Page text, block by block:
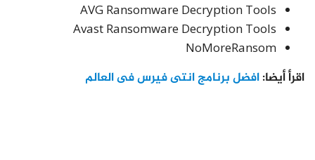
AVG Ransomware Decryption Tools
Avast Ransomware Decryption Tools
NoMoreRansom
اقرأ أيضا:افضل برنامج انتى فيرس فى العالم